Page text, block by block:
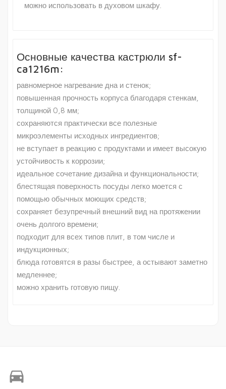
можно использовать в духовом шкафу.
Основные качества кастрюли sf-
ca1216m:
равномерное нагревание дна и стенок;
повышенная прочность корпуса благодаря стенкам,
толщиной 0,8 мм;
сохраняются практически все полезные
микроэлементы исходных ингредиентов;
не вступает в реакцию с продуктами и имеет высокую
устойчивость к коррозии;
идеальное сочетание дизайна и функциональности;
блестящая поверхность посуды легко моется с
помощью обычных моющих средств;
сохраняет безупречный внешний вид на протяжении
очень долгого времени;
подходит для всех типов плит, в том числе и
индукционных;
блюда готовятся в разы быстрее, а остывают заметно
медленнее;
можно хранить готовую пищу.
directions_car